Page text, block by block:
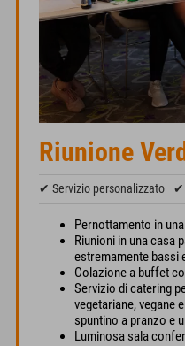
Riunione
✔ Servizio personalizzato ✔
Pernottamento in
Riunioni in una casa
estremamente bassi
Colazione a buffet
Servizio di catering
vegetariane, vegane
spuntino a pranzo e
Luminosa sala